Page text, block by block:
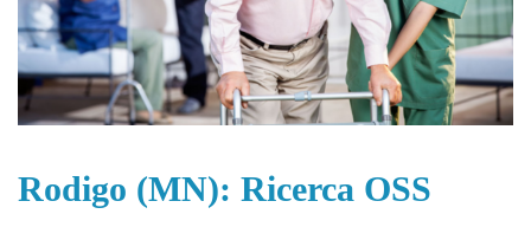
Rodigo (MN): Ricerca OSS